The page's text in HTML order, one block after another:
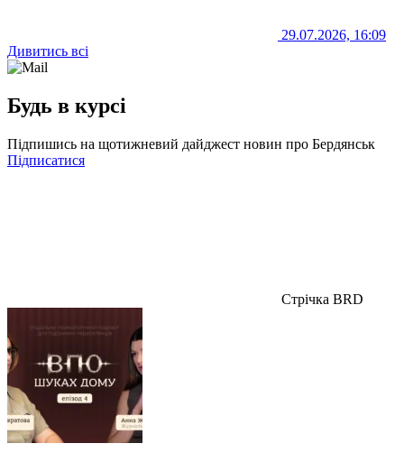
29.07.2026, 16:09
Дивитись всі
Будь в курсі
Підпишись на щотижневий дайджест новин про Бердянськ
Підписатися
Стрічка BRD